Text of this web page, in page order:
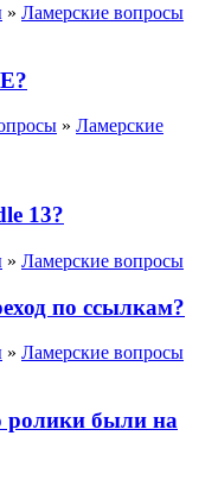
» Ламерские вопросы
» Ламерские
13?
» Ламерские вопросы
по ссылкам?
» Ламерские вопросы
ролики были на